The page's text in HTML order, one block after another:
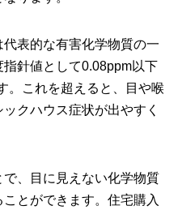
表的な有害化学物質の一
針値として0.08ppm以下
。これを超えると、目や喉
クハウス症状が出やすく
、目に見えない化学物質
とができます。住宅購入